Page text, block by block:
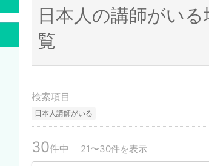
日本人の講師がい
覧
検索項目
日本人講師がいる
30件中 21〜30件を表示